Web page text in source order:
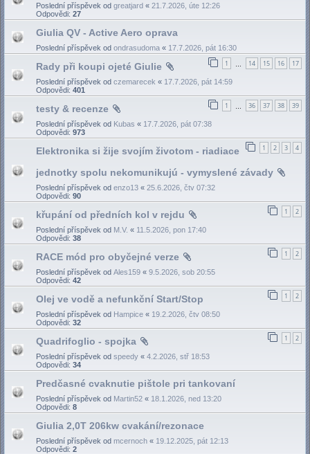
Poslední příspěvek od greatjard « 21.7.2026, úte 12:26
Odpovědi: 27
Giulia QV - Active Aero oprava
Poslední příspěvek od ondrasudoma « 17.7.2026, pát 16:30
1 14 15 16 17
Rady při koupi ojeté Giulie
Poslední příspěvek od czemarecek « 17.7.2026, pát 14:59
Odpovědi: 401
1 36 37 38 39
testy & recenze
Poslední příspěvek od Kubas « 17.7.2026, pát 07:38
Odpovědi: 973
1 2 3 4
Elektronika si žije svojím životom - riadiace
jednotky spolu nekomunikujú - vymyslené závady
Poslední příspěvek od enzo13 « 25.6.2026, čtv 07:32
Odpovědi: 90
1 2
křupání od předních kol v rejdu
Poslední příspěvek od M.V. « 11.5.2026, pon 17:40
Odpovědi: 38
1 2
RACE mód pro obyčejné verze
Poslední příspěvek od Ales159 « 9.5.2026, sob 20:55
Odpovědi: 42
1 2
Olej ve vodě a nefunkční Start/Stop
Poslední příspěvek od Hampice « 19.2.2026, čtv 08:50
Odpovědi: 32
1 2
Quadrifoglio - spojka
Poslední příspěvek od speedy « 4.2.2026, stř 18:53
Odpovědi: 34
Predčasné cvaknutie pištole pri tankovaní
Poslední příspěvek od Martin52 « 18.1.2026, ned 13:20
Odpovědi: 8
Giulia 2,0T 206kw cvakání/rezonace
Poslední příspěvek od mcernoch « 19.12.2025, pát 12:13
Odpovědi: 2